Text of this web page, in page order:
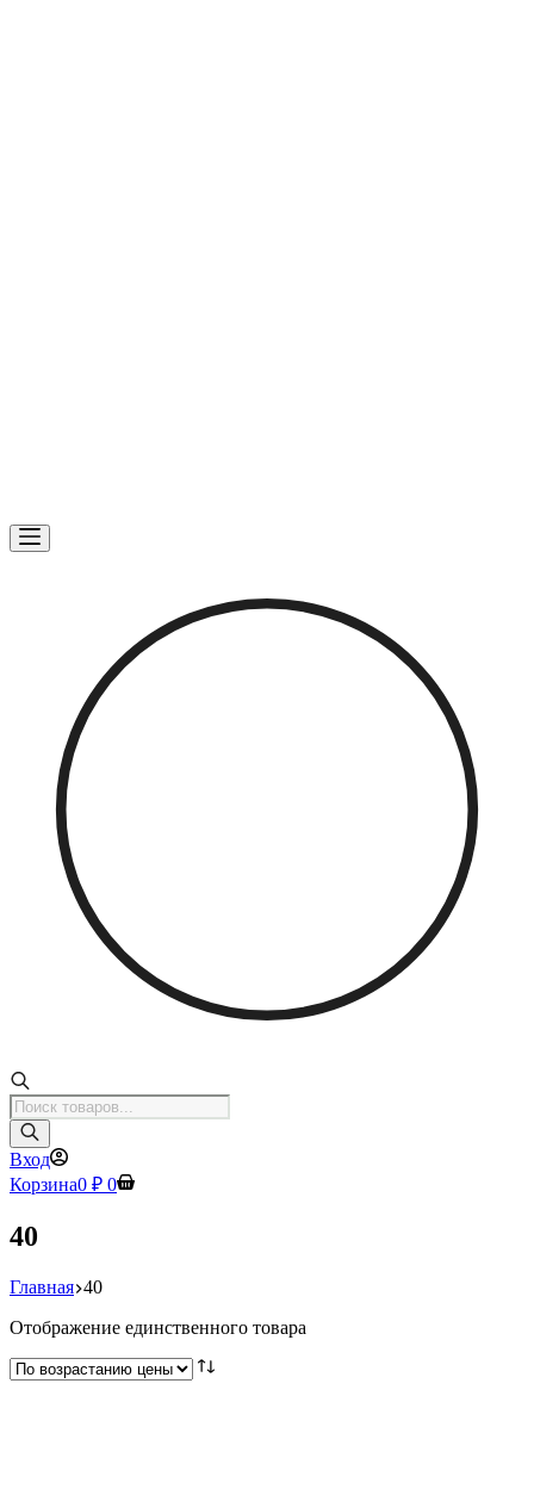
Поиск
товаров
Вход
Корзина0 ₽ 0
40
Главная 40
Отображение единственного товара